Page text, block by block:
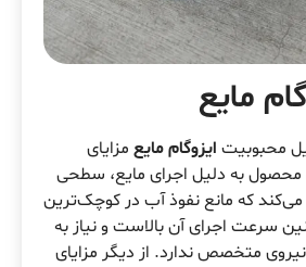
مایع
محبوبیت ایزوگام مایع مزایای
محصول به دلیل اجرای مایع، سطحی
می‌کند که مانع نفوذ آب در کوچک‌ترین
سرعت اجرای آن بالاست و نیاز به
متخصص ندارد. از دیگر مزایای